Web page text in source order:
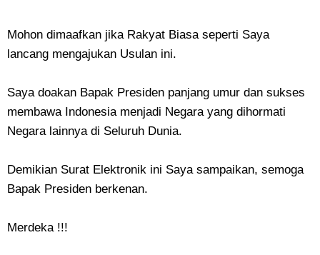
Mohon dimaafkan jika Rakyat Biasa seperti Saya
lancang mengajukan Usulan ini.
Saya doakan Bapak Presiden panjang umur dan sukses
membawa Indonesia menjadi Negara yang dihormati
Negara lainnya di Seluruh Dunia.
Demikian Surat Elektronik ini Saya sampaikan, semoga
Bapak Presiden berkenan.
Merdeka !!!